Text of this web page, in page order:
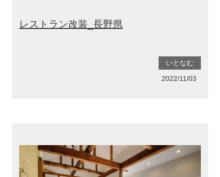
レストラン改装_長野県
いとなむ
2022/11/03